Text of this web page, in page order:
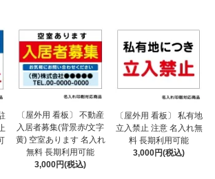
〔屋外用 看板〕 不動産
入居者募集(背景赤/文字
黄) 空室あります 名入れ
無料 長期利用可能
3,000円(税込)
〔屋外用 看板〕 私有地
立入禁止 注意 名入れ無
料 長期利用可能
3,000円(税込)